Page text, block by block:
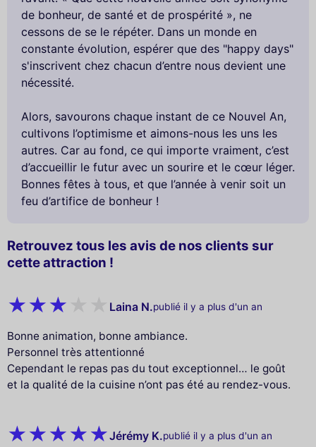
Retrouvez tous les avis de nos clients sur
cette attraction !
Laina N.publié il y a plus d'un an
Bonne animation, bonne ambiance.
Personnel très attentionné
Cependant le repas pas du tout exceptionnel… le goût
et la qualité de la cuisine n’ont pas été au rendez-vous.
Jérémy K.publié il y a plus d'un an
de bonheur, de santé et de prospérité », ne
cessons de se le répéter. Dans un monde en
constante évolution, espérer que des "happy days"
s'inscrivent chez chacun d’entre nous devient une
nécessité.
Alors, savourons chaque instant de ce Nouvel An,
cultivons l’optimisme et aimons-nous les uns les
autres. Car au fond, ce qui importe vraiment, c’est
d’accueillir le futur avec un sourire et le cœur léger.
Bonnes fêtes à tous, et que l’année à venir soit un
feu d’artifice de bonheur !